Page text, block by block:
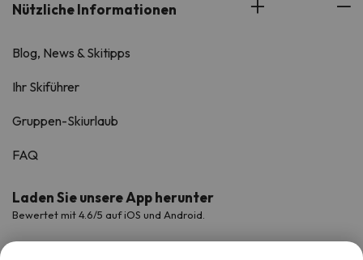
Nützliche Informationen
Blog, News & Skitipps
Ihr Skiführer
Gruppen-Skiurlaub
FAQ
Laden Sie unsere App herunter
Bewertet mit 4.6/5 auf iOS und Android.